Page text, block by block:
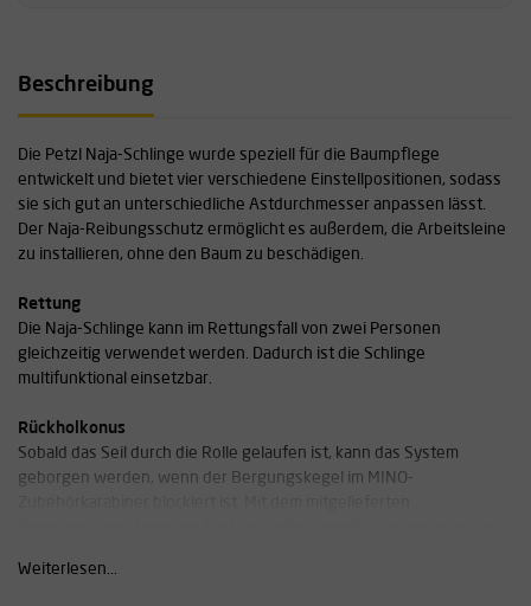
Beschreibung
Die Petzl Naja-Schlinge wurde speziell für die Baumpflege
entwickelt und bietet vier verschiedene Einstellpositionen, sodass
sie sich gut an unterschiedliche Astdurchmesser anpassen lässt.
Der Naja-Reibungsschutz ermöglicht es außerdem, die Arbeitsleine
zu installieren, ohne den Baum zu beschädigen.
Rettung
Die Naja-Schlinge kann im Rettungsfall von zwei Personen
gleichzeitig verwendet werden. Dadurch ist die Schlinge
multifunktional einsetzbar.
Rückholkonus
Sobald das Seil durch die Rolle gelaufen ist, kann das System
geborgen werden, wenn der Bergungskegel im MINO-
Weiterlesen...